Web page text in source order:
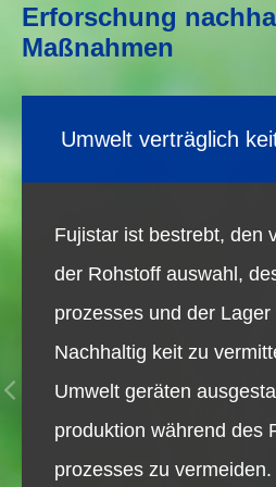
Erforschung
Maßnahmen
Umwelt verträglich
Fujistar ist bestrebt, den
der Rohstoff auswahl,
prozesses und der Lager
Nachhaltig keit zu
Umwelt geräten
produktion während des
prozesses zu